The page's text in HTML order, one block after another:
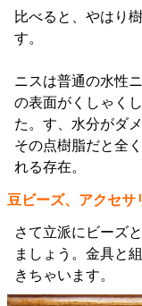
比べると、やはり
す。
ニスは普通の水性
の表面がくしゃく
た。す、水分がダ
その点樹脂だと全
れる存在。
豆ビーズ、アクセサ
さて立派にビーズ
ましょう。金具と
きちゃいます。